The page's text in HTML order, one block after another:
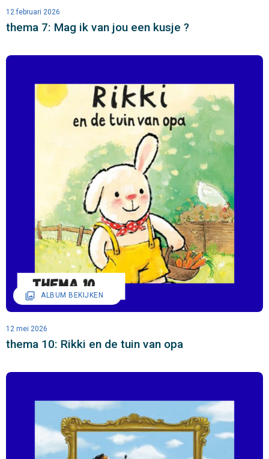
12 februari 2026
thema 7: Mag ik van jou een kusje ?
filter ALBUM BEKIJKEN
12 mei 2026
thema 10: Rikki en de tuin van opa